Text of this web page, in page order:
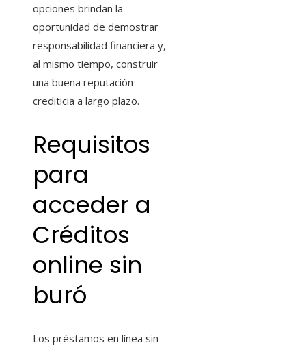
opciones brindan la
oportunidad de demostrar
responsabilidad financiera y,
al mismo tiempo, construir
una buena reputación
crediticia a largo plazo.
Requisitos
para
acceder a
Créditos
online sin
buró
Los préstamos en línea sin